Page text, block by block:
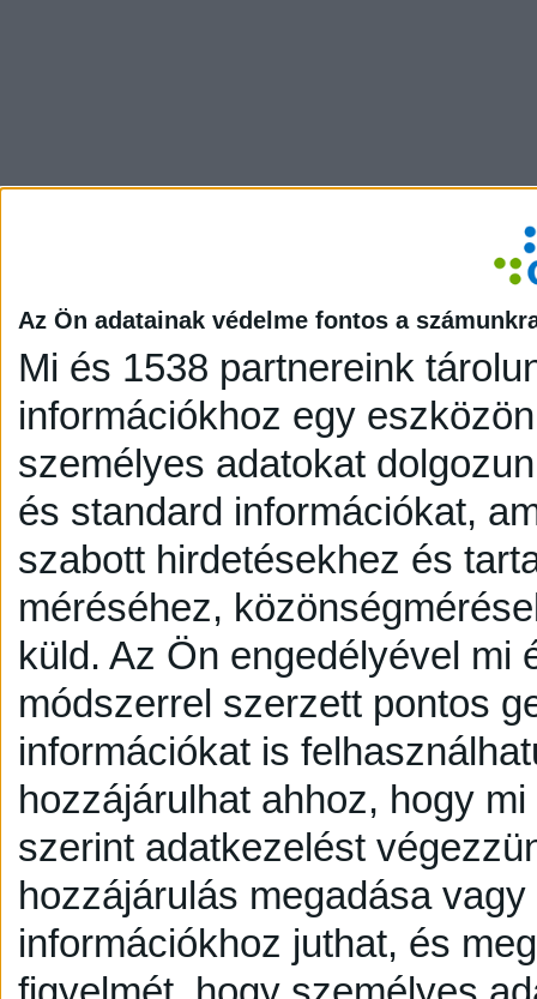
Az Ön adatainak védelme fontos a
Mi és 1538 partnereink
információkhoz egy
személyes adatokat
és standard információkat,
szabott hirdetésekhez és
méréséhez,
küld. Az Ön engedélyével mi
módszerrel szerzett pontos
információkat is
hozzájárulhat ahhoz, hogy
szerint adatkezelést
hozzájárulás megadása
információkhoz juthat, és